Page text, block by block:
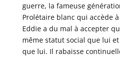
guerre, la fameuse
Prolétaire blanc qui accède
Eddie a du mal à accepter
même statut social que lui
que lui. Il rabaisse